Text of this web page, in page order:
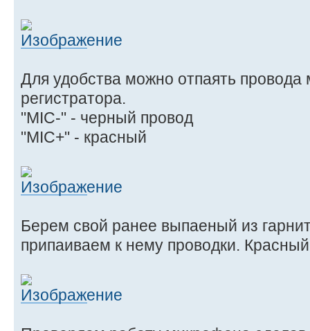
Для удобства можно отпаять
регистратора.
"MIC-" - черный провод
"MIC+" - красный
Берем свой ранее выпаеный из
припаиваем к нему проводки.